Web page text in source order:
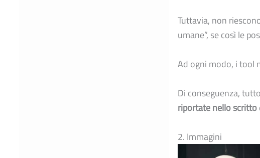
Tuttavia, non
umane”, se così le
Ad ogni modo, i tool
Di conseguenza,
riportate nello scritto
2. Immagini